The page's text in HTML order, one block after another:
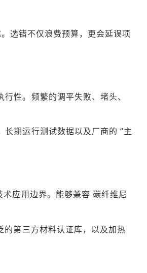
选错不仅浪费预算，更会延误项
性。频繁的调平失败、堵头、
期运行测试数据以及厂商的 “主
应用边界。能够兼容 碳纤维尼
的第三方材料认证库，以及加热